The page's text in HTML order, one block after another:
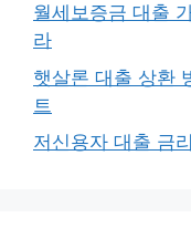
월세보증금 대출
라
햇살론 대출 상환
트
저신용자 대출 금